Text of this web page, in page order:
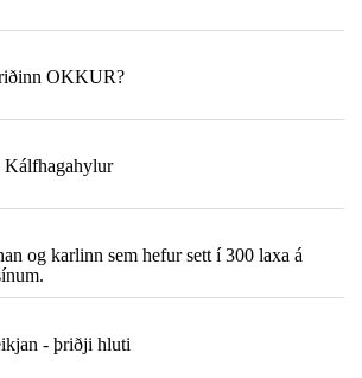
OKKUR?
Kálfhagahylur
og karlinn sem hefur sett í 300 laxa á
- þriðji hluti